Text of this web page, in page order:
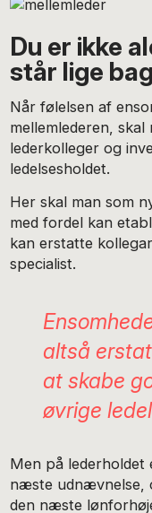
Du er ikke
står lige
Når følelsen af
mellemlederen, skal
lederkolleger og
ledelsesholdet.
Her skal man som
med fordel kan
kan erstatte
specialist.
altså
at skabe
øvrige
Men på lederholdet
næste udnævnelse,
den næste